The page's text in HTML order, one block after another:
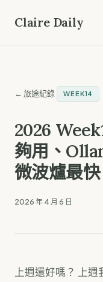
Claire Daily
← 旅途紀錄 WEEK14
2026
夠用、
微波爐最快
2026 年 4 月 6 日
上週還好嗎？ 上